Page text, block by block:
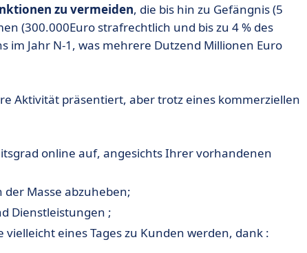
zu vermeiden, die bis hin zu Gefängnis (5
(300.000Euro strafrechtlich und bis zu 4 % des
im Jahr N-1, was mehrere Dutzend Millionen Euro
Aktivität präsentiert, aber trotz eines kommerziellen
online auf, angesichts Ihrer vorhandenen
Masse abzuheben;
Dienstleistungen ;
eines Tages zu Kunden werden, dank :